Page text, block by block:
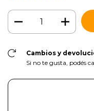
Cambios y
Si no te gusta, podés